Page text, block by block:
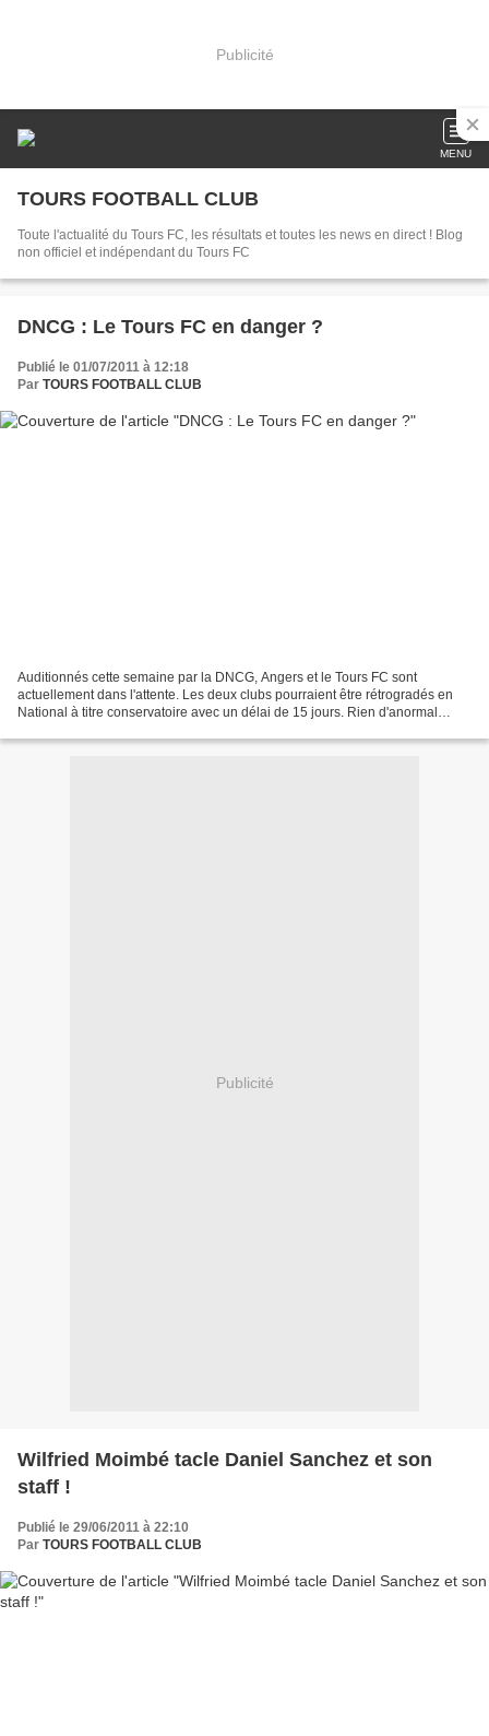
Publicité
MENU
TOURS FOOTBALL CLUB
Toute l'actualité du Tours FC, les résultats et toutes les news en direct ! Blog
non officiel et indépendant du Tours FC
DNCG : Le Tours FC en danger ?
Publié le 01/07/2011 à 12:18
Par TOURS FOOTBALL CLUB
Auditionnés cette semaine par la DNCG, Angers et le Tours FC sont
actuellement dans l'attente. Les deux clubs pourraient être rétrogradés en
National à titre conservatoire avec un délai de 15 jours. Rien d'anormal
Publicité
Wilfried Moimbé tacle Daniel Sanchez et son
staff !
Publié le 29/06/2011 à 22:10
Par TOURS FOOTBALL CLUB